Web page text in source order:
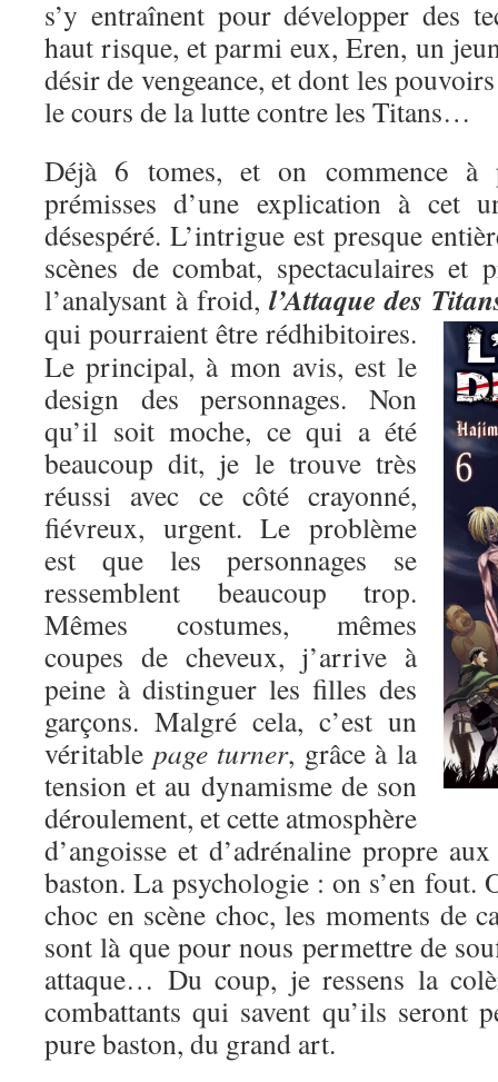
s’y entraînent pour développer des
haut risque, et parmi eux, Eren, un
désir de vengeance, et dont les
le cours de la lutte contre les Titans…
Déjà 6 tomes, et on commence à
prémisses d’une explication à cet
désespéré. L’intrigue est presque
scènes de combat, spectaculaires et
l’analysant à froid, l’Attaque des
qui pourraient être rédhibitoires.
Le principal, à mon avis, est le
design des personnages. Non
qu’il soit moche, ce qui a été
beaucoup dit, je le trouve très
réussi avec ce côté crayonné,
fiévreux, urgent. Le problème
est que les personnages se
ressemblent beaucoup trop.
Mêmes costumes, mêmes
coupes de cheveux, j’arrive à
peine à distinguer les filles des
garçons. Malgré cela, c’est un
véritable page turner, grâce à la
tension et au dynamisme de son
déroulement, et cette atmosphère
d’angoisse et d’adrénaline propre
baston. La psychologie : on s’en fout.
choc en scène choc, les moments de
sont là que pour nous permettre de
attaque… Du coup, je ressens la
combattants qui savent qu’ils seront
pure baston, du grand art.